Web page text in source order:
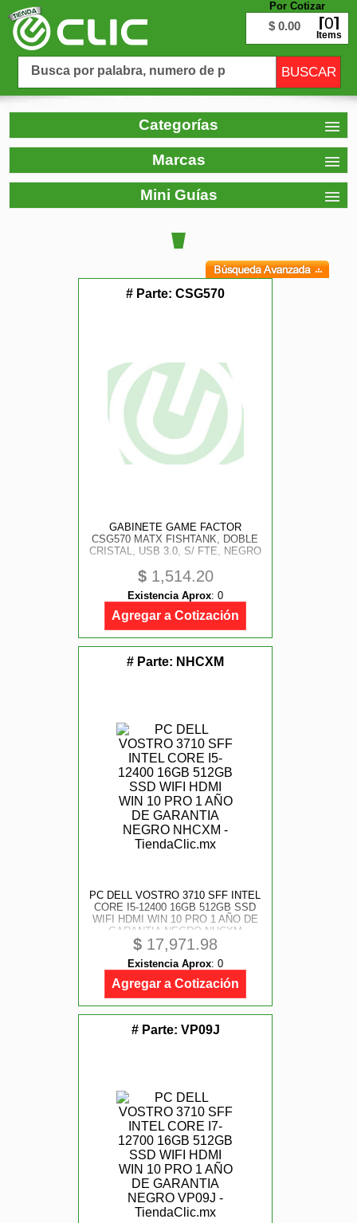
Por Cotizar
$ 0.00 0
Items
Categorías
Marcas
Mini Guías
# Parte: CSG570
GABINETE GAME FACTOR
CSG570 MATX FISHTANK, DOBLE
CRISTAL, USB 3.0, S/ FTE, NEGRO
$1,514.20
Existencia Aprox: 0
Agregar a Cotización
# Parte: NHCXM
PC DELL VOSTRO 3710 SFF INTEL
CORE I5-12400 16GB 512GB SSD
WIFI HDMI WIN 10 PRO 1 AÑO DE
GARANTIA NEGRO NHCXM
$ 17,971.98
Existencia Aprox: 0
Agregar a Cotización
# Parte: VP09J